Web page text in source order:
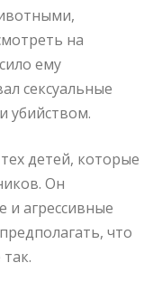
на
ему
сексуальные
убийством.
детей, которые
Он
и агрессивные
что